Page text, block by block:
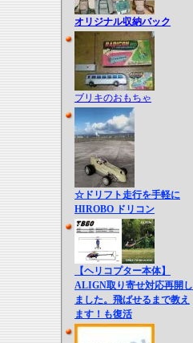
オリジナル収納バック
ブリキのおもちゃ
☆ドリフト走行を手軽に
HIROBO ドリコン
【ヘリコプター本体】
ALIGN取り寄せ対応再開し
ました。飛ばせるまで教え
ます！も復活